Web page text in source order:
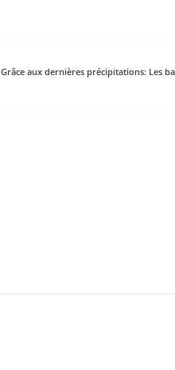
Grâce aux dernières précipitations: Les